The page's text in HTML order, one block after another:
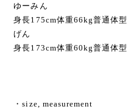
ゆーみん
身長175cm体重66kg普通体型
げん
身長173cm体重60kg普通体型
・size, measurement